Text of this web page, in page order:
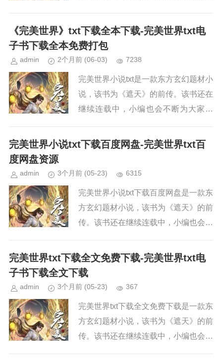
续关注本站，新章节出来，小编会第一
时间更新。小说简介《完美世界...
《完美世界》txt下载全本下载-完美世界txt电
子书下载全本免费打包
admin 2个月前 (06-03) 7238
完美世界小说txt是一款东方玄幻题材小
说，该书为《遮天》的前传。该书还在
继续连载中，小编也会不断为大家更
续关注本站，新章节出来，小编会第一
完美世界小说txt下载百度网盘-完美世界txt百
度网盘资源
admin 3个月前 (05-23) 6315
完美世界小说txt下载百度网盘是一款东
方玄幻题材小说，该书为《遮天》的前
传。该书还在继续连载中，小编也会不
界》，请持续关注本站，新章节出来，
小编会第一时间更新。小说简...
完美世界txt下载全文免费下载-完美世界txt电
子书下载全文下载
admin 3个月前 (05-23) 367
完美世界txt下载全文免费下载是一款东
方玄幻题材小说，该书为《遮天》的前
传。该书还在继续连载中，小编也会不